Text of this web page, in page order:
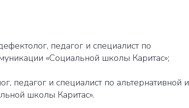
педагог и специалист по
«Социальной школы Каритас»;
педагог и специалист по альтернативной и
школы Каритас».